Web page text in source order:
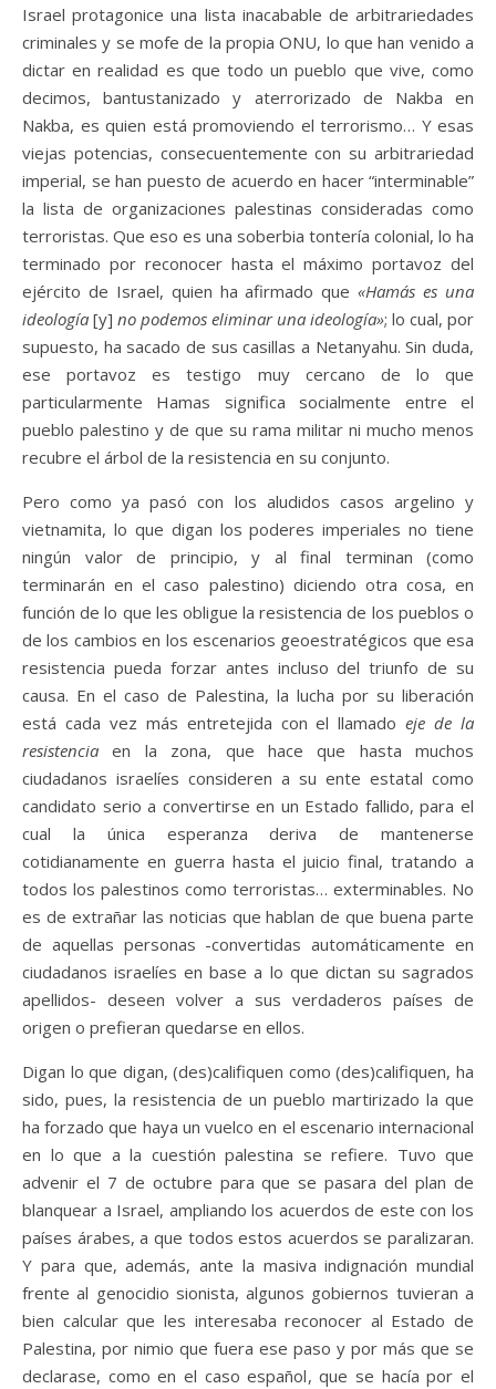
Israel protagonice una lista inacabable de arbitrariedades
criminales y se mofe de la propia ONU, lo que han venido a
dictar en realidad es que todo un pueblo que vive, como
decimos, bantustanizado y aterrorizado de Nakba en
Nakba, es quien está promoviendo el terrorismo… Y esas
viejas potencias, consecuentemente con su arbitrariedad
imperial, se han puesto de acuerdo en hacer “interminable”
la lista de organizaciones palestinas consideradas como
terroristas. Que eso es una soberbia tontería colonial, lo ha
terminado por reconocer hasta el máximo portavoz del
ejército de Israel, quien ha afirmado que«Hamás es una
ideología [y] no podemos eliminar una ideología»; lo cual, por
supuesto, ha sacado de sus casillas a Netanyahu. Sin duda,
ese portavoz es testigo muy cercano de lo que
particularmente Hamas significa socialmente entre el
pueblo palestino y de que su rama militar ni mucho menos
recubre el árbol de la resistencia en su conjunto.
Pero como ya pasó con los aludidos casos argelino y
vietnamita, lo que digan los poderes imperiales no tiene
ningún valor de principio, y al final terminan (como
terminarán en el caso palestino) diciendo otra cosa, en
función de lo que les obligue la resistencia de los pueblos o
de los cambios en los escenarios geoestratégicos que esa
resistencia pueda forzar antes incluso del triunfo de su
causa. En el caso de Palestina, la lucha por su liberación
está cada vez más entretejida con el llamadoeje de la
resistencia en la zona, que hace que hasta muchos
ciudadanos israelíes consideren a su ente estatal como
candidato serio a convertirse en un Estado fallido, para el
cual la única esperanza deriva de mantenerse
cotidianamente en guerra hasta el juicio final, tratando a
todos los palestinos como terroristas… exterminables. No
es de extrañar las noticias que hablan de que buena parte
de aquellas personas -convertidas automáticamente en
ciudadanos israelíes en base a lo que dictan su sagrados
apellidos- deseen volver a sus verdaderos países de
origen o prefieran quedarse en ellos.
Digan lo que digan, (des)califiquen como (des)califiquen, ha
sido, pues, la resistencia de un pueblo martirizado la que
ha forzado que haya un vuelco en el escenario internacional
en lo que a la cuestión palestina se refiere. Tuvo que
advenir el 7 de octubre para que se pasara del plan de
blanquear a Israel, ampliando los acuerdos de este con los
países árabes, a que todos estos acuerdos se paralizaran.
Y para que, además, ante la masiva indignación mundial
frente al genocidio sionista, algunos gobiernos tuvieran a
bien calcular que les interesaba reconocer al Estado de
Palestina, por nimio que fuera ese paso y por más que se
declarase, como en el caso español, que se hacía por el